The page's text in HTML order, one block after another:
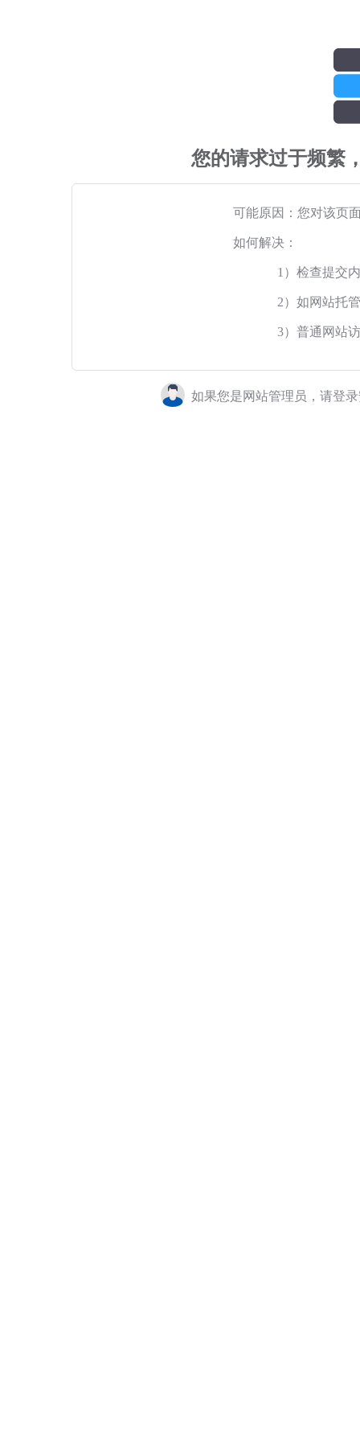
您的请求过于频繁
可能原因：您对该页
如何解决：
1）检查提交
2）如网站托
3）普通网站
如果您是网站管理员，请登